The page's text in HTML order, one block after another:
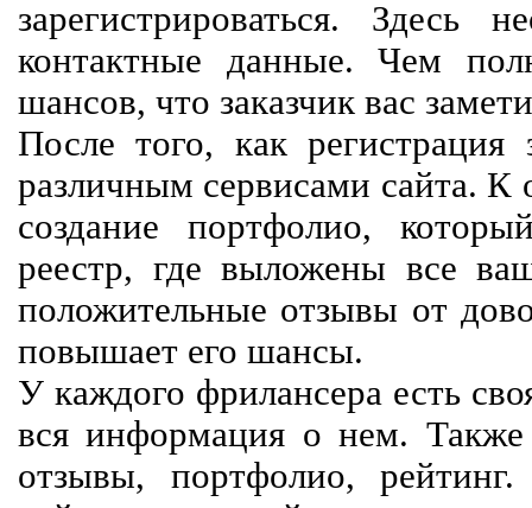
зарегистрироваться. Здесь
контактные данные. Чем
шансов, что заказчик вас
После того, как регистрация
различным сервисами сайта. К
создание портфолио,
реестр, где выложены все
положительные отзывы от
повышает его шансы.
У каждого фрилансера есть
вся информация о нем. Также
отзывы, портфолио,